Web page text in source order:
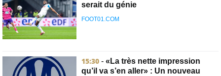
serait du génie
FOOT01.COM
15:30 - «La très nette impression
qu’il va s’en aller» : Un nouveau